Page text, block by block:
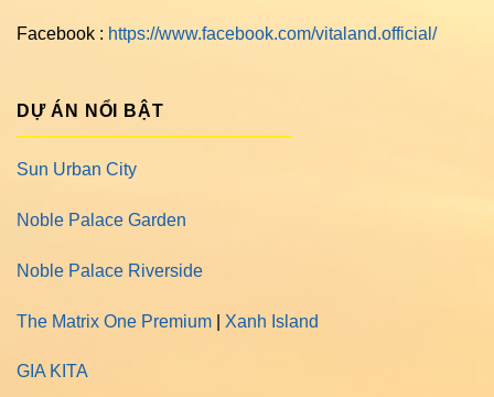
Facebook : https://www.facebook.com/vitaland.official/
DỰ ÁN NỔI BẬT
Sun Urban City
Noble Palace Garden
Noble Palace Riverside
The Matrix One Premium Xanh Island
GIA KITA